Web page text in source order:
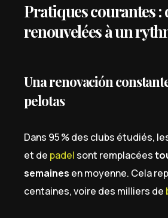
Pratiques courantes :
renouvelées à un
Una renovación
pelotas
Dans 95 % des clubs étudiés,
et de padel sont remplacées
semaines en moyenne. Cela
centaines, voire des milliers de